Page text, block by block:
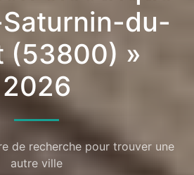
du-
(53800) »
2026
de recherche pour trouver une
autre ville